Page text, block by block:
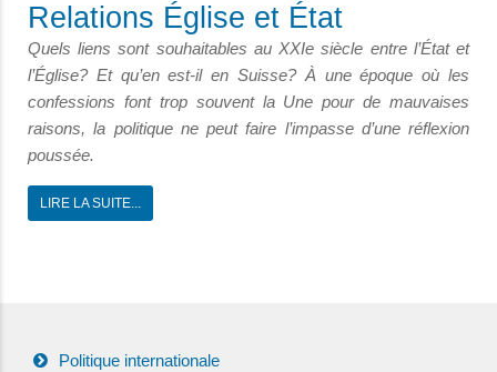
Relations Église et État
Quels liens sont souhaitables au XXIe siècle entre l’État et
l’Église? Et qu’en est-il en Suisse? À une époque où les
confessions font trop souvent la Une pour de mauvaises
raisons, la politique ne peut faire l’impasse d’une réflexion
poussée.
LIRE LA SUITE...
Politique internationale